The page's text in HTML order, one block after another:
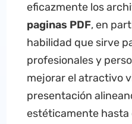
eficazmente los
paginas PDF, en
habilidad que sirve
profesionales y
mejorar el atractivo
presentación
estéticamente hasta